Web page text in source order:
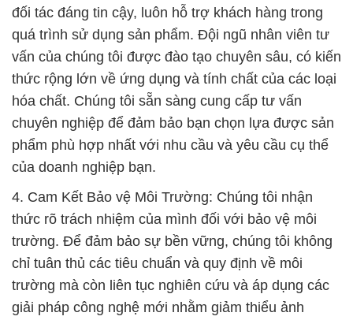
đối tác đáng tin cậy, luôn hỗ trợ khách hàng trong
quá trình sử dụng sản phẩm. Đội ngũ nhân viên tư
vấn của chúng tôi được đào tạo chuyên sâu, có kiến
thức rộng lớn về ứng dụng và tính chất của các loại
hóa chất. Chúng tôi sẵn sàng cung cấp tư vấn
chuyên nghiệp để đảm bảo bạn chọn lựa được sản
phẩm phù hợp nhất với nhu cầu và yêu cầu cụ thể
của doanh nghiệp bạn.
4. Cam Kết Bảo vệ Môi Trường: Chúng tôi nhận
thức rõ trách nhiệm của mình đối với bảo vệ môi
trường. Để đảm bảo sự bền vững, chúng tôi không
chỉ tuân thủ các tiêu chuẩn và quy định về môi
trường mà còn liên tục nghiên cứu và áp dụng các
giải pháp công nghệ mới nhằm giảm thiểu ảnh